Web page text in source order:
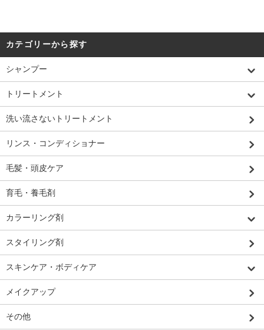
カテゴリーから探す
シャンプー
トリートメント
洗い流さないトリートメント
リンス・コンディショナー
毛髪・頭皮ケア
育毛・養毛剤
カラーリング剤
スタイリング剤
スキンケア・ボディケア
メイクアップ
その他